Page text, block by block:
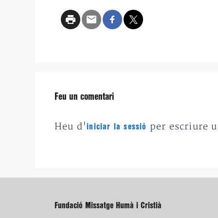
Feu un comentari
Heu d'iniciar la sessió per escriure
Fundació Missatge Humà i Cristià